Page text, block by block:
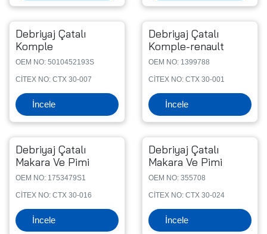
Debriyaj Çatalı
Komple
OEM NO: 5010452193S
CİTEX NO: CTX 30-007
İncele
Debriyaj Çatalı
Komple-renault
OEM NO: 1399788
CİTEX NO: CTX 30-001
İncele
Debriyaj Çatalı
Makara Ve Pimi
OEM NO: 1753479S1
CİTEX NO: CTX 30-016
İncele
Debriyaj Çatalı
Makara Ve Pimi
OEM NO: 355708
CİTEX NO: CTX 30-024
İncele